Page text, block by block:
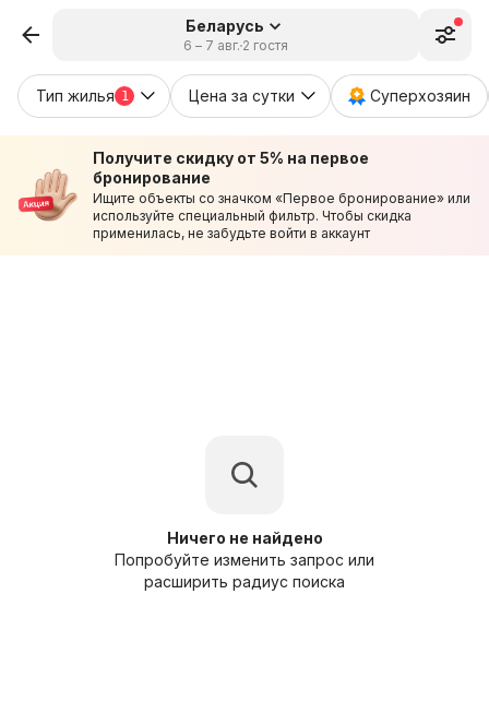
Беларусь
6 – 7 авг. 2 гостя
Тип жилья 1 Цена за сутки Суперхозяин
Получите скидку от 5% на первое
бронирование
Ищите объекты со значком «Первое бронирование» или
используйте специальный фильтр. Чтобы скидка
применилась, не забудьте войти в аккаунт
Ничего не найдено
Попробуйте изменить запрос или
расширить радиус поиска